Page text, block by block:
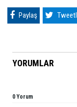
Paylaş
YORUMLAR
0 Yorum